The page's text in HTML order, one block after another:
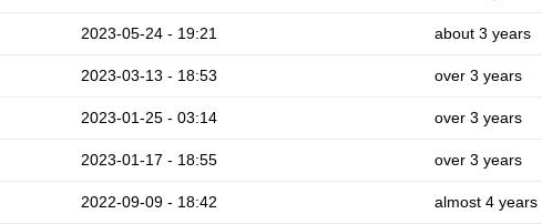
2023-05-24 - 19:21 about 3 years
2023-03-13 - 18:53 over 3 years
2023-01-25 - 03:14 over 3 years
2023-01-17 - 18:55 over 3 years
2022-09-09 - 18:42 almost 4 years